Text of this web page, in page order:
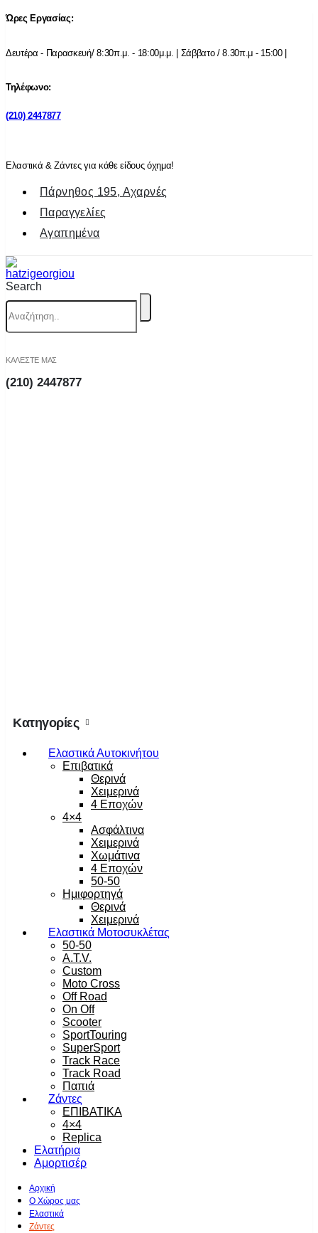
Ώρες Εργασίας:
Δευτέρα - Παρασκευή/ 8:30π.μ. - 18:00μ.μ. | Σάββατο / 8.30π.μ - 15:00 |
Τηλέφωνο:
(210) 2447877
Ελαστικά & Ζάντες για κάθε είδους όχημα!
Πάρνηθος 195, Αχαρνές
Παραγγελίες
Αγαπημένα
Search
ΚΑΛΕΣΤΕ ΜΑΣ
(210) 2447877
Κατηγορίες
Ελαστικά Αυτοκινήτου
Επιβατικά
Θερινά
Χειμερινά
4 Εποχών
4×4
Ασφάλτινα
Χειμερινά
Χωμάτινα
4 Εποχών
50-50
Ημιφορτηγά
Θερινά
Χειμερινά
Ελαστικά Μοτοσυκλέτας
50-50
A.T.V.
Custom
Moto Cross
Off Road
On Off
Scooter
SportTouring
SuperSport
Track Race
Track Road
Παπιά
Ζάντες
ΕΠΙΒΑΤΙΚΑ
4×4
Replica
Ελατήρια
Αμορτισέρ
Αρχική
Ο Χώρος μας
Ελαστικά
Ζάντες